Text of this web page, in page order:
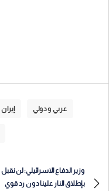
عربي و دولي إيران
وزير الدفاع الاسرائيلي: لن نقبل
بإطلاق النار علينا دون رد قوي